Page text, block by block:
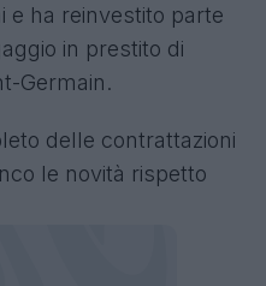
e ha reinvestito parte
in prestito di
Germain.
delle contrattazioni
le novità rispetto